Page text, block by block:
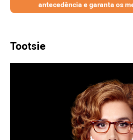
antecedência e garanta os
Tootsie